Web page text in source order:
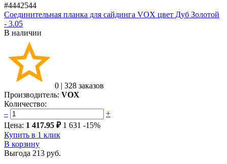
#4442544
Соединительная планка для сайдинга VOX цвет Дуб Золотой
- 3.05
В наличии
0 | 328 заказов
Производитель: VOX
Количество:
–
+
Цена: 1 417.95 ₽ 1 631 -15%
Купить в 1 клик
В корзину
Выгода 213 руб.